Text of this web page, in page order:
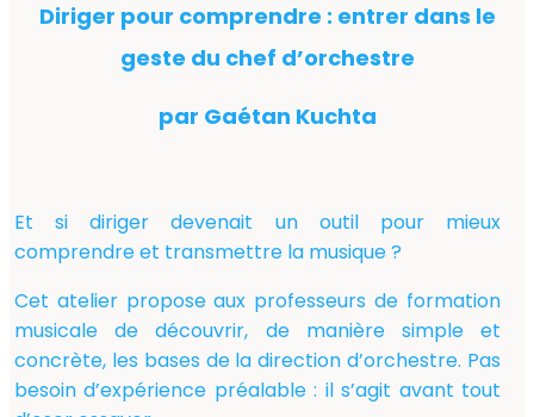
Diriger pour comprendre : entrer dans le
geste du chef d’orchestre
par Gaétan Kuchta
Et si diriger devenait un outil pour mieux
comprendre et transmettre la musique ?
Cet atelier propose aux professeurs de formation
musicale de découvrir, de manière simple et
concrète, les bases de la direction d’orchestre. Pas
besoin d’expérience préalable : il s’agit avant tout